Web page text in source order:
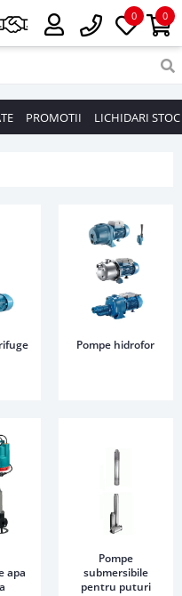
0
0
PROMOTII LICHIDARI STOC
Pompe hidrofor
apa
Pompe
submersibile
pentru puturi